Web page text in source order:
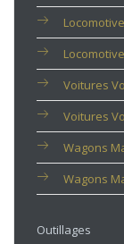
Voitures
Voitures
Wagons
Wagons
Outillages